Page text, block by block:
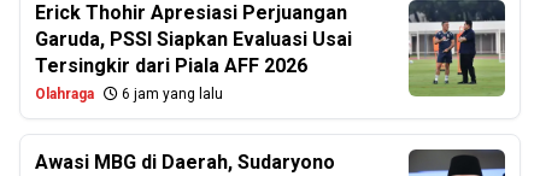
Erick Thohir Apresiasi Perjuangan
Garuda, PSSI Siapkan Evaluasi Usai
Tersingkir dari Piala AFF 2026
Olahraga 6 jam yang lalu
Awasi MBG di Daerah, Sudaryono